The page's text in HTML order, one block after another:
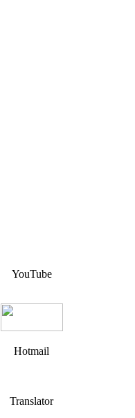
YouTube
Hotmail
Translator